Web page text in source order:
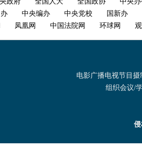
中央编办 中央党校
国新办
凤凰网 中国法院网 环球网
电影广播电视节目摄
组织会议/